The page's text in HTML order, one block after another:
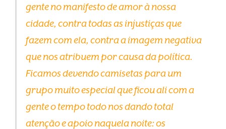
gente no manifesto de amor à nossa
cidade, contra todas as injustiças que
fazem com ela, contra a imagem negativa
que nos atribuem por causa da política.
Ficamos devendo camisetas para um
grupo muito especial que ficou ali com a
gente o tempo todo nos dando total
atenção e apoio naquela noite: os